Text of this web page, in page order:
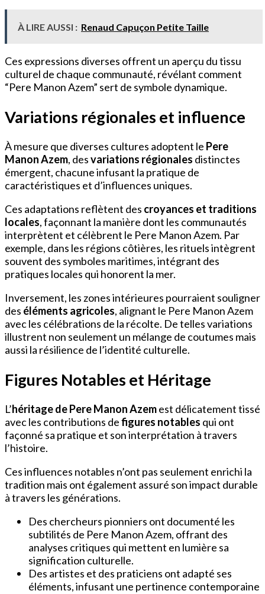
À LIRE AUSSI : Renaud Capuçon Petite Taille
Ces expressions diverses offrent un aperçu du tissu
culturel de chaque communauté, révélant comment
“Pere Manon Azem” sert de symbole dynamique.
Variations régionales et influence
À mesure que diverses cultures adoptent le Pere
Manon Azem, desvariations régionales distinctes
émergent, chacune infusant la pratique de
caractéristiques et d’influences uniques.
Ces adaptations reflètent des croyances et traditions
locales, façonnant la manière dont les communautés
interprètent et célèbrent le Pere Manon Azem. Par
exemple, dans les régions côtières, les rituels intègrent
souvent des symboles maritimes, intégrant des
pratiques locales qui honorent la mer.
Inversement, les zones intérieures pourraient souligner
des éléments agricoles, alignant le Pere Manon Azem
avec les célébrations de la récolte. De telles variations
illustrent non seulement un mélange de coutumes mais
aussi la résilience de l’identité culturelle.
Figures Notables et Héritage
L’héritage de Pere Manon Azemest délicatement tissé
avec les contributions defigures notables qui ont
façonné sa pratique et son interprétation à travers
l’histoire.
Ces influences notables n’ont pas seulement enrichi la
tradition mais ont également assuré son impact durable
à travers les générations.
Des chercheurs pionniers ont documenté les
subtilités de Pere Manon Azem, offrant des
analyses critiques qui mettent en lumière sa
signification culturelle.
Des artistes et des praticiens ont adapté ses
éléments, infusant une pertinence contemporaine